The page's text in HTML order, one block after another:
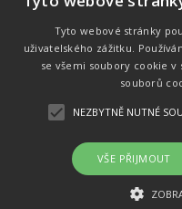
používáme
online
obrazovky
webových
Zabýváme se časomírou,
akcích a také
Tyto webové stránky
uživatelského zážitku.
se všemi soubory cookie v
souborů
NEZBYTNĚ NUTNÉ
VŠE PŘIJMOUT